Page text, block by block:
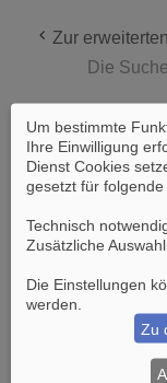
Zur
Die
Es wurden
gefunden.
Um bestimmte
Ihre Einwilligung
Dienst Cookies
gesetzt für folgende
Technisch
Zusätzliche
Die Einstellungen
werden.
Zu